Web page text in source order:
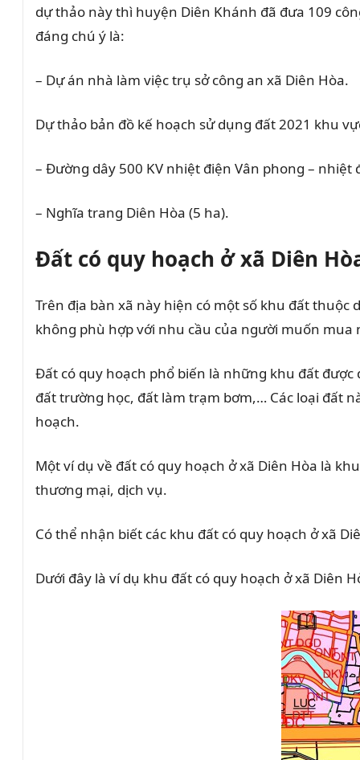
dự thảo này thì huyện Diên Khánh đã đưa 109
đáng chú ý là:
– Dự án nhà làm việc trụ sở công an xã Diên Hòa.
Dự thảo bản đồ kế hoạch sử dụng đất 2021 khu
– Đường dây 500 KV nhiệt điện Vân phong – nhiệt
– Nghĩa trang Diên Hòa (5 ha).
Đất có quy hoạch ở xã Diên
Trên địa bàn xã này hiện có một số khu đất thuộc
không phù hợp với nhu cầu của người muốn mua
Đất có quy hoạch phổ biến là những khu đất
đất trường học, đất làm trạm bơm,… Các loại đất
hoạch.
Một ví dụ về đất có quy hoạch ở xã Diên Hòa là
thương mại, dịch vụ.
Có thể nhận biết các khu đất có quy hoạch ở xã
Dưới đây là ví dụ khu đất có quy hoạch ở xã Diên